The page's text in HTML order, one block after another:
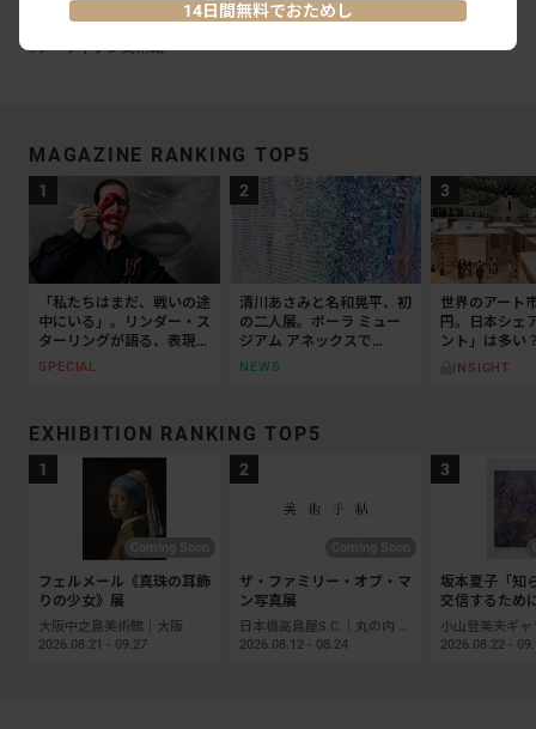
#アーティゾン美術館
MAGAZINE RANKING TOP5
「私たちはまだ、戦いの途
中にいる」。リンダー・ス
ターリングが語る、表現と
抵抗の50年
SPECIAL
清川あさみと名和晃平、初
の二人展。ポーラ ミュー
ジアム アネックスで
「Invisible Garden」が開
NEWS
世界のアート
円。日本シェ
ント」は多い
INSIGHT
EXHIBITION RANKING TOP5
フェルメール《真珠の耳飾
りの少女》展
大阪中之島美術館｜大阪
2026.08.21 - 09.27
ザ・ファミリー・オブ・マ
ン写真展
日本橋高島屋S.C.｜丸の内 - 銀座｜東京
2026.08.12 - 08.24
坂本夏子「知
交信するため
2026.08.22 -
14日間無料でおためし